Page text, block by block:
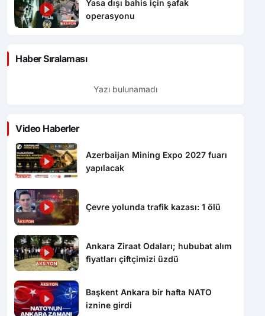
Yasa dışı bahis için şafak
operasyonu
Haber Sıralaması
Yazı bulunamadı
Video Haberler
Azerbaijan Mining Expo 2027 fuarı
yapılacak
Çevre yolunda trafik kazası: 1 ölü
Ankara Ziraat Odaları; hububat alım
fiyatları çiftçimizi üzdü
Başkent Ankara bir hafta NATO
iznine girdi